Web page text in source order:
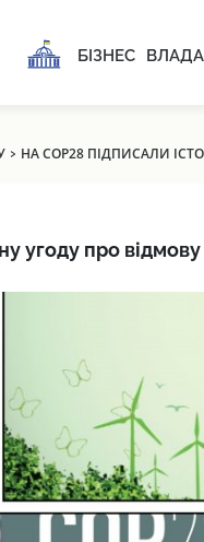
БІЗНЕС ВЛАДА
› НА COP28 ПІДПИСАЛИ
угоду про